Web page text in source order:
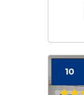
10